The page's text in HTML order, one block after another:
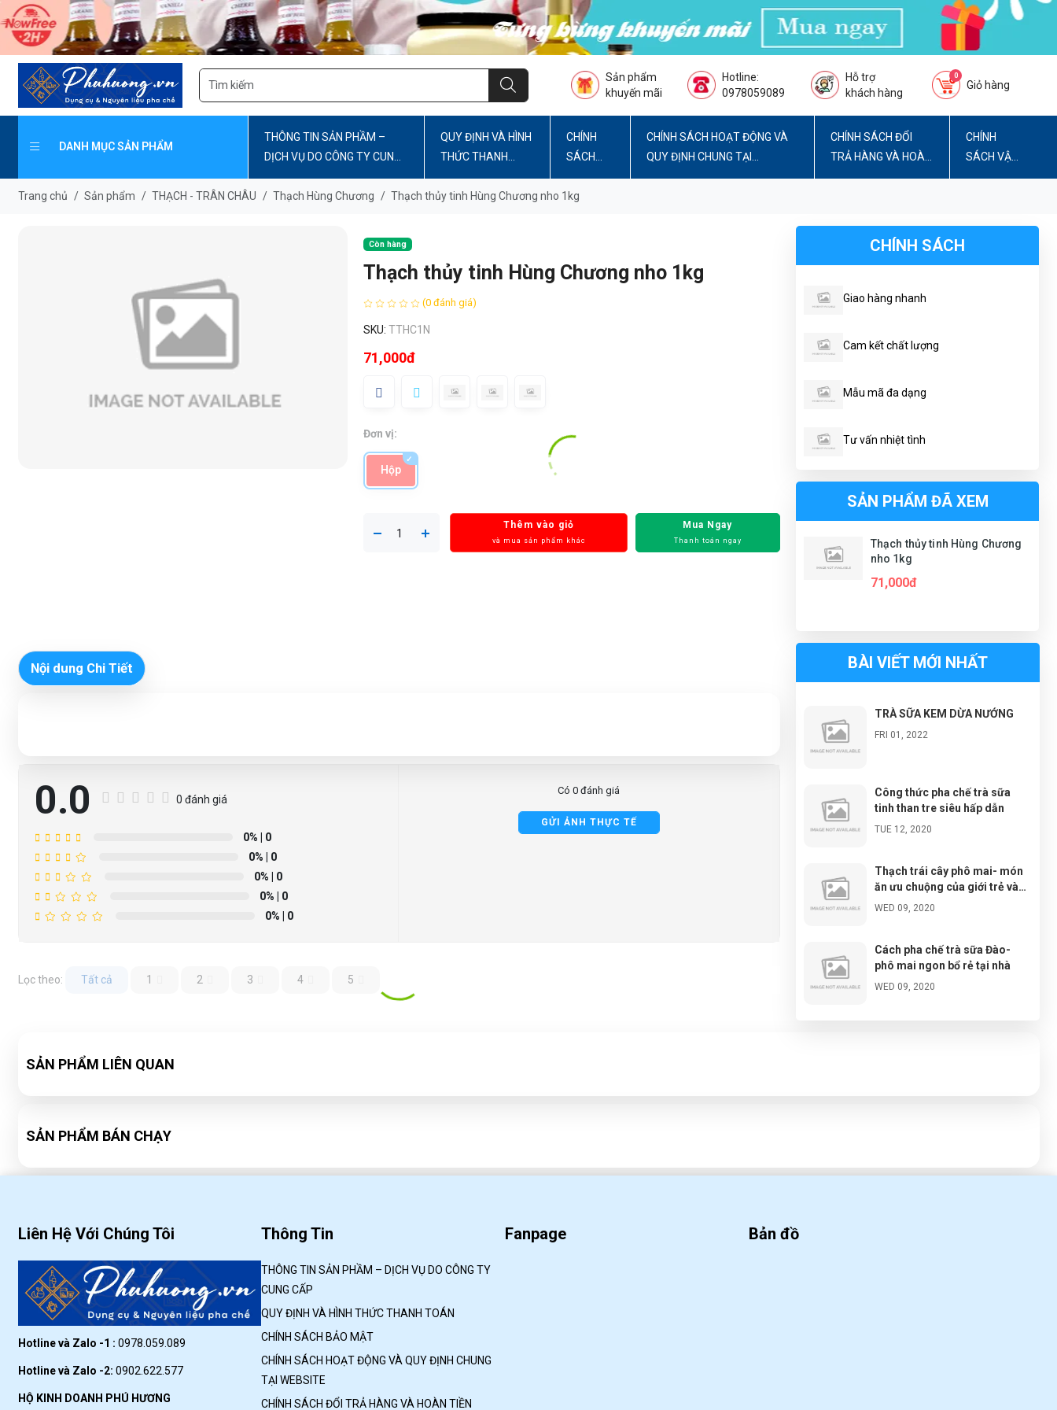
Sản phẩm
khuyến mãi
Hotline:
0978059089
Hỗ trợ
khách hàng
0
Giỏ hàng
DANH MỤC SẢN PHẨM
THÔNG TIN SẢN PHẦM –
DỊCH VỤ DO CÔNG TY CUNG
CẤP
QUY ĐỊNH VÀ HÌNH
THỨC THANH
TOÁN
CHÍNH
SÁCH
BẢO MẬT
CHÍNH SÁCH HOẠT ĐỘNG VÀ
QUY ĐỊNH CHUNG TẠI
WEBSITE
CHÍNH SÁCH ĐỔI
TRẢ HÀNG VÀ HOÀN
TIỀN
CHÍNH
SÁCH VẬN
CHUYỂN
Trang chủ / Sản phẩm / THẠCH - TRÂN CHÂU / Thạch Hùng Chương / Thạch thủy tinh Hùng Chương nho 1kg
Còn hàng
Thạch thủy tinh Hùng Chương nho 1kg
(0 đánh giá)
SKU:TTHC1N
71,000đ
Đơn vị:
Hộp
Thêm vào giỏ
và mua sản phẩm khác
Mua Ngay
Thanh toán ngay
CHÍNH SÁCH
Giao hàng nhanh
Cam kết chất lượng
Mẫu mã đa dạng
Tư vấn nhiệt tình
SẢN PHẨM ĐÃ XEM
Thạch thủy tinh Hùng Chương
nho 1kg
71,000đ
Nội dung Chi Tiết
0.0 0 đánh giá
0% | 0
0% | 0
0% | 0
0% | 0
0% | 0
Có 0 đánh giá
GỬI ẢNH THỰC TẾ
Lọc theo: Tất cả 1 2 3 4 5
BÀI VIẾT MỚI NHẤT
TRÀ SỮA KEM DỪA NƯỚNG
FRI 01, 2022
Công thức pha chế trà sữa
tinh than tre siêu hấp dẫn
TUE 12, 2020
Thạch trái cây phô mai- món
ăn ưu chuộng của giới trẻ và
cách chế biến cực đơn giản
WED 09, 2020
Cách pha chế trà sữa Đào-
phô mai ngon bổ rẻ tại nhà
WED 09, 2020
SẢN PHẨM LIÊN QUAN
SẢN PHẨM BÁN CHẠY
Liên Hệ Với Chúng Tôi
Hotline và Zalo -1 : 0978.059.089
Hotline và Zalo -2: 0902.622.577
HỘ KINH DOANH PHÚ HƯƠNG
Thông Tin
THÔNG TIN SẢN PHẦM – DỊCH VỤ DO CÔNG TY
CUNG CẤP
QUY ĐỊNH VÀ HÌNH THỨC THANH TOÁN
CHÍNH SÁCH BẢO MẬT
CHÍNH SÁCH HOẠT ĐỘNG VÀ QUY ĐỊNH CHUNG
TẠI WEBSITE
CHÍNH SÁCH ĐỔI TRẢ HÀNG VÀ HOÀN TIỀN
Fanpage Bản đồ